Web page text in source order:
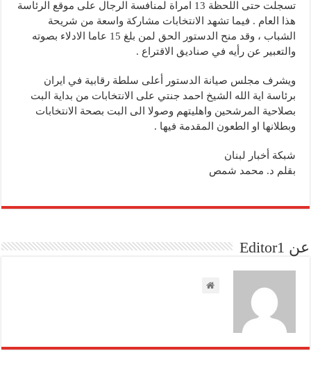
تسجلت حتى اللحظة 13 امراة لمنافسة الرجال على موقع الرئاسة
هذا العام . فيما تشهد الانتخابات مشاركة واسعة من شريحة
الشباب ، وقد منح الدستور الحق لمن بلغ 15 عاما الادلاء بصوته
والتعبير عن رأيه في صناديق الاقتراع .
ويشرف مجلس صيانة الدستور أعلى سلطة رقابية في ايران
برئاسة اية الله الشيخ احمد جنتي على الانتخابات من بداية البت
بصلاحية المرشحين واهليتهم وصولا الى البت بصحة الانتخابات
وبطلانها او الطعون المقدمة فيها .
شبكة أخبار لبنان
بقلم د. محمد شمص
عن Editor1